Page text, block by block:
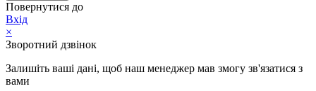
Повернутися до
Вхід
×
Зворотний дзвінок
Залишіть ваші дані, щоб наш менеджер мав змогу зв'язатися з
вами